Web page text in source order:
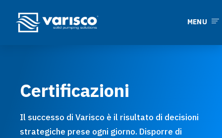
MENU
Certificazioni
Il successo di Varisco è il risultato di decisioni
strategiche prese ogni giorno. Disporre di